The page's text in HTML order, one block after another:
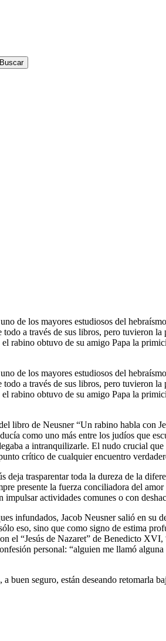
de los mayores estudiosos del
a través de sus libros, pero tuvieron
rabino obtuvo de su amigo Papa la
de los mayores estudiosos del
a través de sus libros, pero tuvieron
rabino obtuvo de su amigo Papa la
libro de Neusner “Un rabino habla con
como uno más entre los judíos que
a intranquilizarle. El nudo crucial
crítico de cualquier encuentro
trasparentar toda la dureza de la
presente la fuerza conciliadora del
actividades comunes o con
infundados, Jacob Neusner salió en
eso, sino que como signo de estima
el “Jesús de Nazaret” de Benedicto
personal: “alguien me llamó
buen seguro, están deseando retomarla